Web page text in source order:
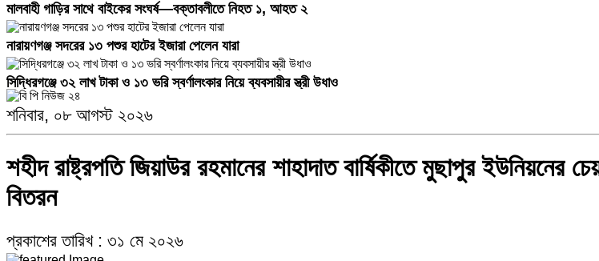
মালবাহী গাড়ির সাথে বাইকের সংঘর্ষ—বক্তাবলীতে নিহত ১, আহত ২
নারায়ণগঞ্জ সদরের ১৩ পশুর হাটের ইজারা পেলেন যারা
সিদ্ধিরগঞ্জে ৩২ লাখ টাকা ও ১৩ ভরি স্বর্ণালংকার নিয়ে ব্যবসায়ীর স্ত্রী উধাও
স্কুলছাত্রীকে লাথি মারার ভিডিও ভাইরাল, টিসি দেয়া হলো ভুক্তভোগী কিশোরীকে
সহযাত্রী মানবকল্যান ফাউন্ডেশনের পক্ষ থেকে অসহায় ও দুঃস্থ মানুষের মাঝে উপহার
চাঁদাবাজির প্রতিবাদ করায় যুবদল নেতার বিরুদ্ধে অপপ্রচারের অভিযোগ
অভির উদ্যোগে বন্দরের প্রতিটি ওয়ার্ডে মাসব্যাপী জুলাই শহীদ ও আহতদের স্মরণে দোয়া
শনিবার, ০৮ আগস্ট ২০২৬
শহীদ রাষ্ট্রপতি জিয়াউর রহমানের শাহাদাত বার্ষিকীতে মুছাপুর ইউনিয়নের
বিতরন
প্রকাশের তারিখ : ৩১ মে ২০২৬